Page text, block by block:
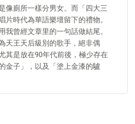
像廁所一樣分男女。而「四大三
片時代為華語樂壇留下的禮物。
我曾經文章里的一句話做結尾。
天王天后級別的歌手，絕非偶
其是放在90年代前後，極少存在
金子」，以及「塗上金漆的驢